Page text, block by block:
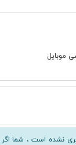
موبایل
نشده است ، شما اگر